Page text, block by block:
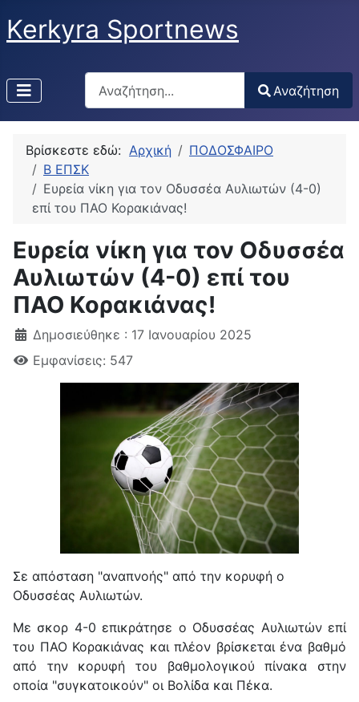
Kerkyra Sportnews
Αναζήτηση
Type 2 or more characters for results.
Αναζήτηση
Βρίσκεστε εδώ: Αρχική
ΠΟΔΟΣΦΑΙΡΟ
Β ΕΠΣΚ
Ευρεία νίκη για τον Οδυσσέα Αυλιωτών (4-0)
επί του ΠΑΟ Κορακιάνας!
Ευρεία νίκη για τον Οδυσσέα
Αυλιωτών (4-0) επί του
ΠΑΟ Κορακιάνας!
Δημοσιεύθηκε : 17 Ιανουαρίου 2025
Εμφανίσεις: 547
Σε απόσταση "αναπνοής" από την κορυφή ο
Οδυσσέας Αυλιωτών.
Με σκορ 4-0 επικράτησε ο Οδυσσέας Αυλιωτών επί
του ΠΑΟ Κορακιάνας και πλέον βρίσκεται ένα βαθμό
από την κορυφή του βαθμολογικού πίνακα στην
οποία "συγκατοικούν" οι Βολίδα και Πέκα.